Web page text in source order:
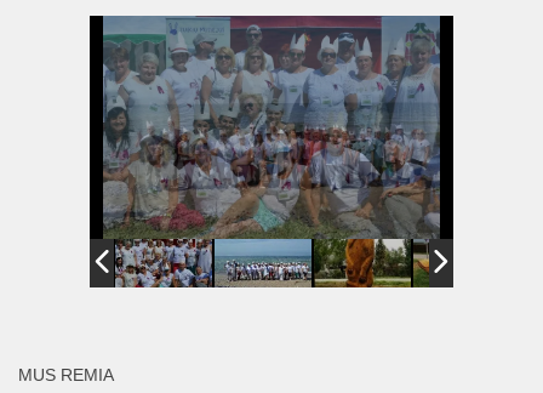
MUS REMIA